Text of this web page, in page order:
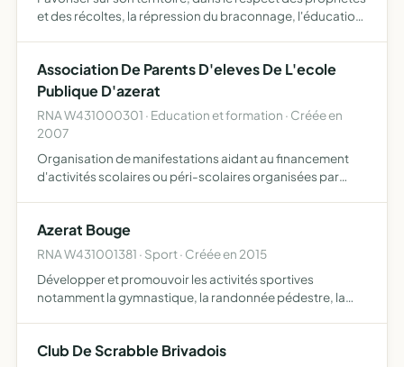
et des récoltes, la répression du braconnage, l'éducation
Association De Parents D'eleves De L'ecole
Publique D'azerat
RNA W431000301 · Education et formation · Créée en
2007
Organisation de manifestations aidant au financement
d'activités scolaires ou péri-scolaires organisées par
Azerat Bouge
RNA W431001381 · Sport · Créée en 2015
Développer et promouvoir les activités sportives
notamment la gymnastique, la randonnée pédestre, la
Club De Scrabble Brivadois